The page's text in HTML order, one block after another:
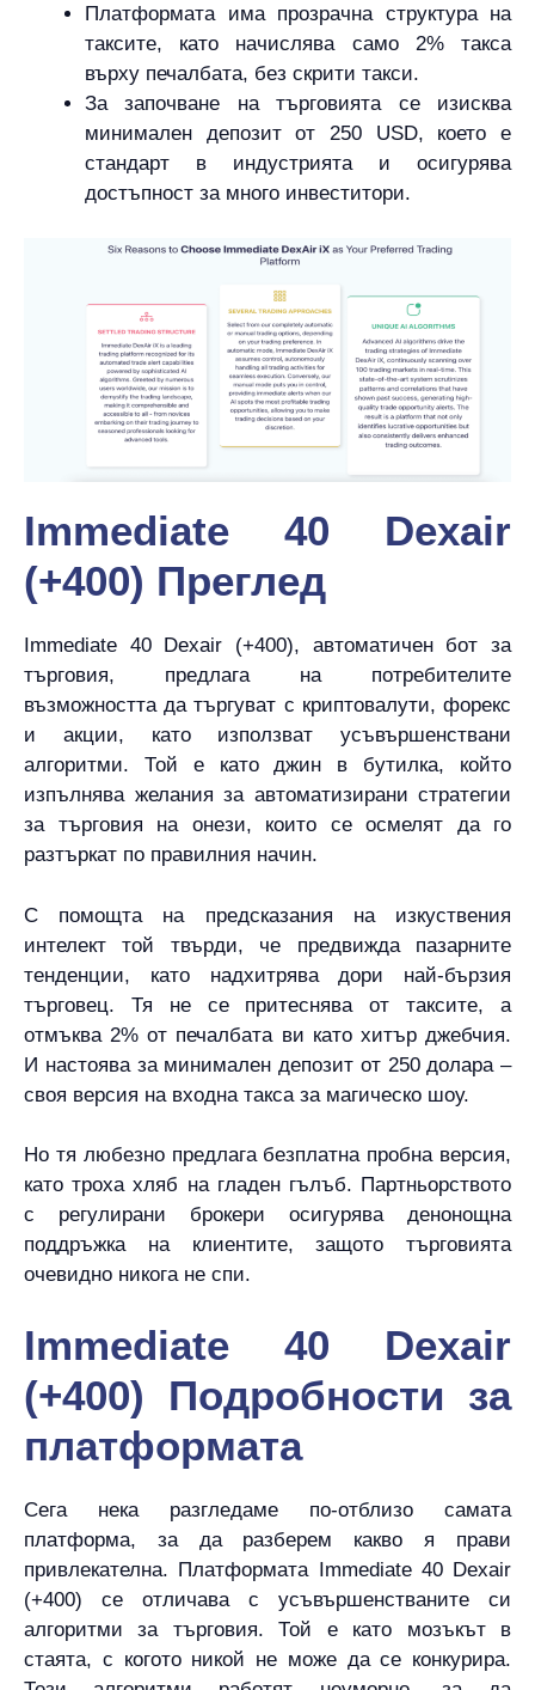
Платформата има прозрачна структура на
таксите, като начислява само 2% такса
върху печалбата, без скрити такси.
За започване на търговията се изисква
минимален депозит от 250 USD, което е
стандарт в индустрията и осигурява
достъпност за много инвеститори.
Immediate 40 Dexair
(+400) Преглед
Immediate 40 Dexair (+400), автоматичен бот за
търговия, предлага на потребителите
възможността да търгуват с криптовалути, форекс
и акции, като използват усъвършенствани
алгоритми. Той е като джин в бутилка, който
изпълнява желания за автоматизирани стратегии
за търговия на онези, които се осмелят да го
разтъркат по правилния начин.
С помощта на предсказания на изкуствения
интелект той твърди, че предвижда пазарните
тенденции, като надхитрява дори най-бързия
търговец. Тя не се притеснява от таксите, а
отмъква 2% от печалбата ви като хитър джебчия.
И настоява за минимален депозит от 250 долара –
своя версия на входна такса за магическо шоу.
Но тя любезно предлага безплатна пробна версия,
като троха хляб на гладен гълъб. Партньорството
с регулирани брокери осигурява денонощна
поддръжка на клиентите, защото търговията
очевидно никога не спи.
Immediate 40 Dexair
(+400) Подробности за
платформата
Сега нека разгледаме по-отблизо самата
платформа, за да разберем какво я прави
привлекателна. Платформата Immediate 40 Dexair
(+400) се отличава с усъвършенстваните си
алгоритми за търговия. Той е като мозъкът в
стаята, с когото никой не може да се конкурира.